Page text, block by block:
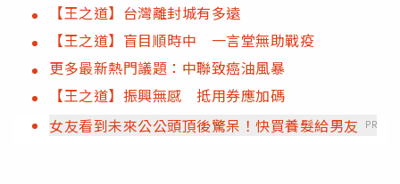
【王之道】台灣離封城有多遠
【王之道】盲目順時中 一言堂無助戰疫
更多最新熱門議題：中聯致癌油風暴
【王之道】振興無感 抵用券應加碼
女友看到未來公公頭頂後驚呆！快買養髮給男友
PR